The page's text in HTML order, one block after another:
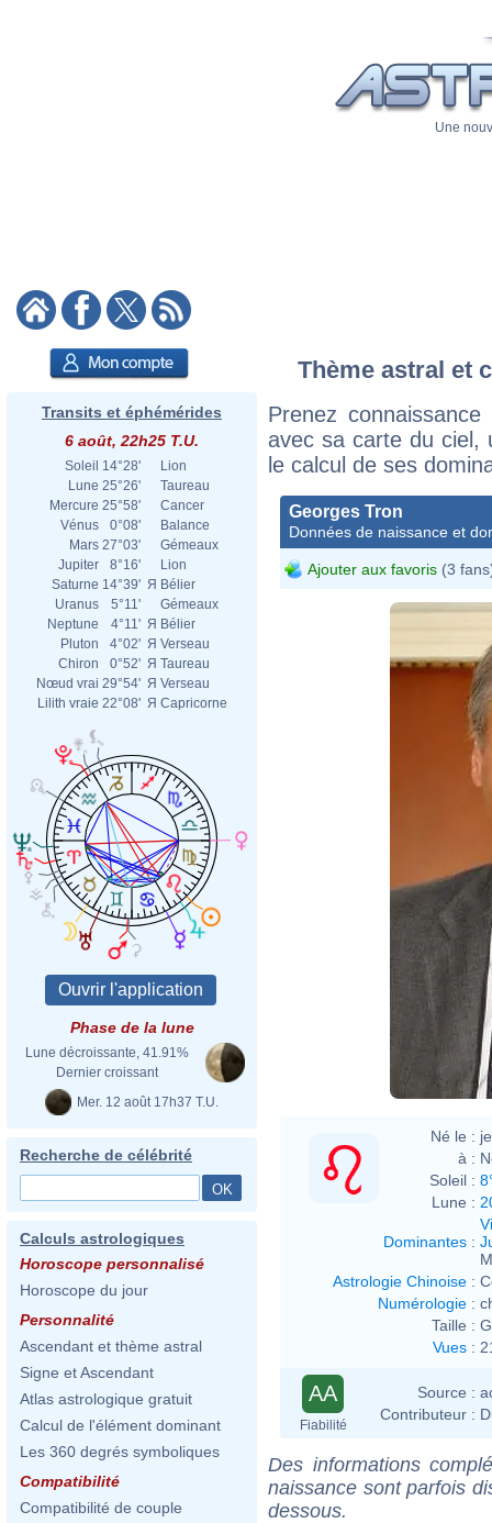
Une
Transits et éphémérides
6 août, 22h25 T.U.
Soleil 14°28'
Lion
Lune 25°26'
Taureau
Mercure 25°58'
Cancer
Vénus
0°08'
Balance
Mars 27°03'
Gémeaux
Jupiter
8°16'
Lion
Saturne 14°39' Я Bélier
Uranus
5°11'
Gémeaux
Neptune
4°11' Я Bélier
Pluton
4°02' Я Verseau
Chiron
0°52' Я Taureau
Nœud vrai 29°54' Я Verseau
Lilith vraie 22°08' Я Capricorne
Phase de la lune
Lune décroissante, 41.91%
Dernier croissant
Mer. 12 août 17h37 T.U.
Recherche de célébrité
Calculs astrologiques
Horoscope personnalisé
Horoscope du jour
Personnalité
Ascendant et thème astral
Signe et Ascendant
Atlas astrologique gratuit
Calcul de l'élément dominant
Les 360 degrés symboliques
Compatibilité
Compatibilité de couple
Thème astral et
Prenez
avec sa carte du ciel,
le calcul de ses
Georges Tron
Données de naissance et
Ajouter aux favoris (3
Né le :
à :
Soleil :
Lune :
Dominantes :
Astrologie Chinoise :
Numérologie :
Taille :
Vues :
AA
Fiabilité
Source :
Contributeur :
Des informations
naissance sont parfois
dessous.